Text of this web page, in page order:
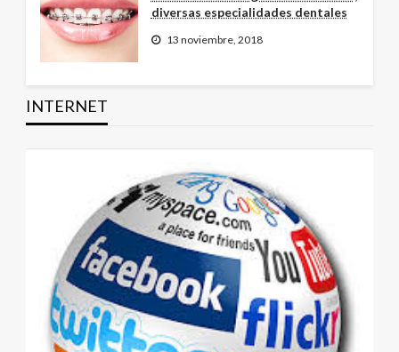
diversas especialidades dentales
13 noviembre, 2018
INTERNET